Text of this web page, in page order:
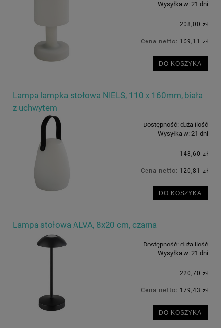
Wysyłka w: 21 dni
208,00 zł
Cena netto: 169,11 zł
DO KOSZYKA
Lampa lampka stołowa NIELS, 110 x 160mm, biała
z uchwytem
Dostępność: duża ilość
Wysyłka w: 21 dni
148,60 zł
Cena netto: 120,81 zł
DO KOSZYKA
Lampa stołowa ALVA, 8x20 cm, czarna
Dostępność: duża ilość
Wysyłka w: 21 dni
220,70 zł
Cena netto: 179,43 zł
DO KOSZYKA